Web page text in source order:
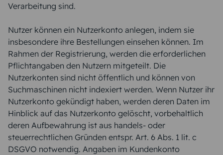
Verarbeitung sind.
Nutzer können ein Nutzerkonto anlegen, indem sie
insbesondere ihre Bestellungen einsehen können. Im
Rahmen der Registrierung, werden die erforderlichen
Pflichtangaben den Nutzern mitgeteilt. Die
Nutzerkonten sind nicht öffentlich und können von
Suchmaschinen nicht indexiert werden. Wenn Nutzer ihr
Nutzerkonto gekündigt haben, werden deren Daten im
Hinblick auf das Nutzerkonto gelöscht, vorbehaltlich
deren Aufbewahrung ist aus handels- oder
steuerrechtlichen Gründen entspr. Art. 6 Abs. 1 lit. c
DSGVO notwendig. Angaben im Kundenkonto